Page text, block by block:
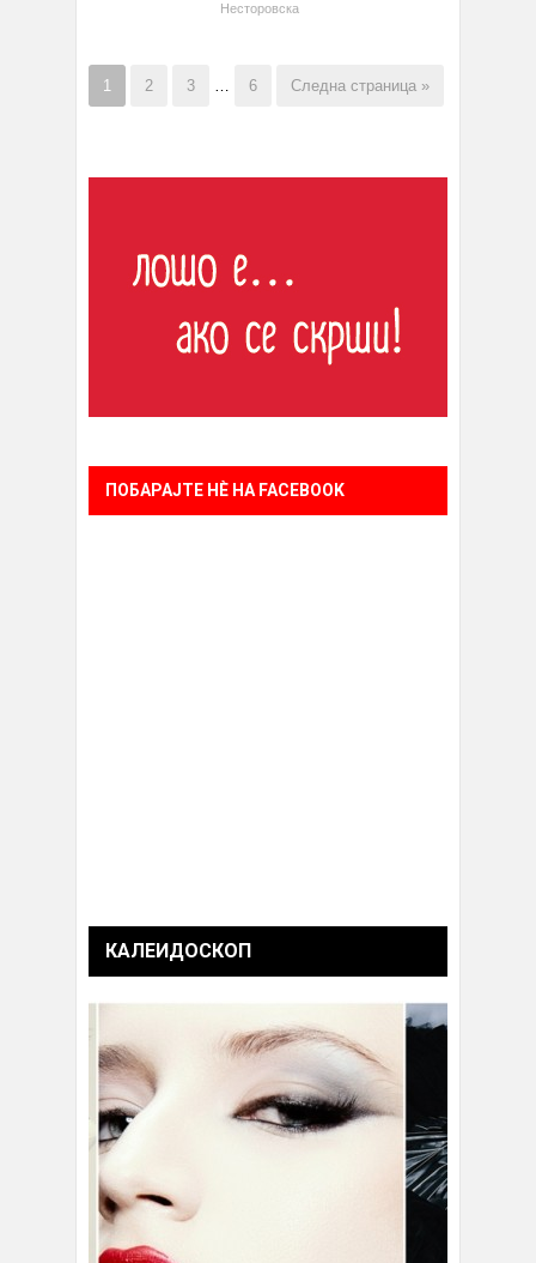
Несторовска
1 2 3 … 6 Следна страница »
ПОБАРАЈТЕ НÈ НА FACEBOOK
КАЛЕИДОСКОП